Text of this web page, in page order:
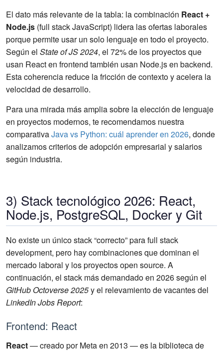
El dato más relevante de la tabla: la combinación React +
Node.js (full stack JavaScript) lidera las ofertas laborales
porque permite usar un solo lenguaje en todo el proyecto.
Según el State of JS 2024, el 72% de los proyectos que
usan React en frontend también usan Node.js en backend.
Esta coherencia reduce la fricción de contexto y acelera la
velocidad de desarrollo.
Para una mirada más amplia sobre la elección de lenguaje
en proyectos modernos, te recomendamos nuestra
comparativaJava vs Python: cuál aprender en 2026, donde
analizamos criterios de adopción empresarial y salarios
según industria.
3) Stack tecnológico 2026: React,
Node.js, PostgreSQL, Docker y Git
No existe un único stack “correcto” para full stack
development, pero hay combinaciones que dominan el
mercado laboral y los proyectos open source. A
continuación, el stack más demandado en 2026 según el
GitHub Octoverse 2025y el relevamiento de vacantes del
LinkedIn Jobs Report:
Frontend: React
React— creado por Meta en 2013 — es la biblioteca de